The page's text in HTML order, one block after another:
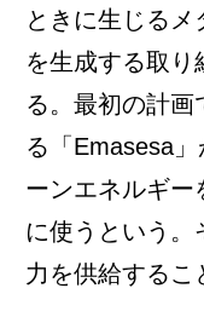
ときに生じる
を生成する取り
る。最初の計画
る「Emasesa
ーンエネルギー
に使うという
力を供給するこ